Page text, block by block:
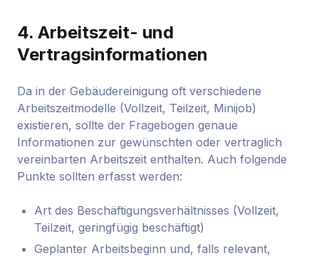
4. Arbeitszeit- und
Vertragsinformationen
Da in der Gebäudereinigung oft verschiedene
Arbeitszeitmodelle (Vollzeit, Teilzeit, Minijob)
existieren, sollte der Fragebogen genaue
Informationen zur gewünschten oder vertraglich
vereinbarten Arbeitszeit enthalten. Auch folgende
Punkte sollten erfasst werden:
Art des Beschäftigungsverhältnisses (Vollzeit,
Teilzeit, geringfügig beschäftigt)
Geplanter Arbeitsbeginn und, falls relevant,